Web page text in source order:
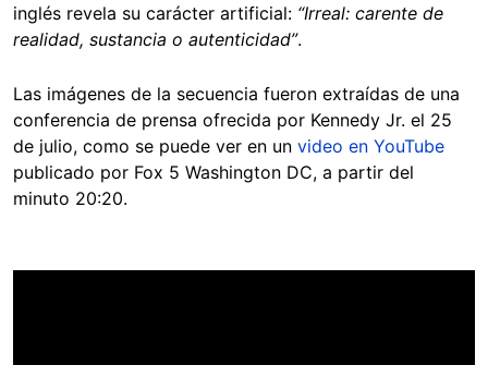
inglés revela su carácter artificial: “Irreal: carente de
realidad, sustancia o autenticidad”.
Las imágenes de la secuencia fueron extraídas de una
conferencia de prensa ofrecida por Kennedy Jr. el 25
de julio, como se puede ver en un video en YouTube
publicado por Fox 5 Washington DC, a partir del
minuto 20:20.